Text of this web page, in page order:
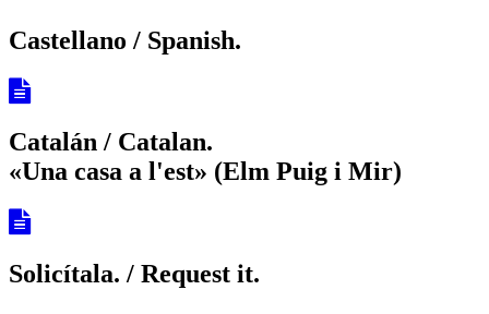
Castellano / Spanish.
Catalán / Catalan.
«Una casa a l'est» (Elm Puig i Mir)
Solicítala. / Request it.